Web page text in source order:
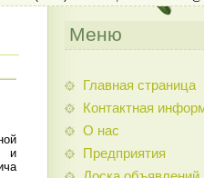
и
Меню
Главная страница
Контактная
О нас
Предприятия